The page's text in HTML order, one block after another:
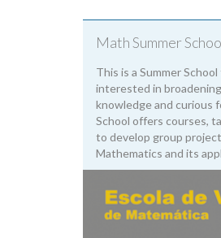
Math Summer
This is a Summer
interested in
knowledge and curious
School offers courses,
to develop group
Mathematics and its